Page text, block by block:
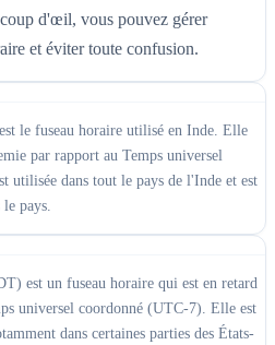
d'œil, vous pouvez gérer
et éviter toute confusion.
le fuseau horaire utilisé en Inde. Elle
par rapport au Temps universel
utilisée dans tout le pays de l'Inde et est
pays.
est un fuseau horaire qui est en retard
universel coordonné (UTC-7). Elle est
dans certaines parties des États-